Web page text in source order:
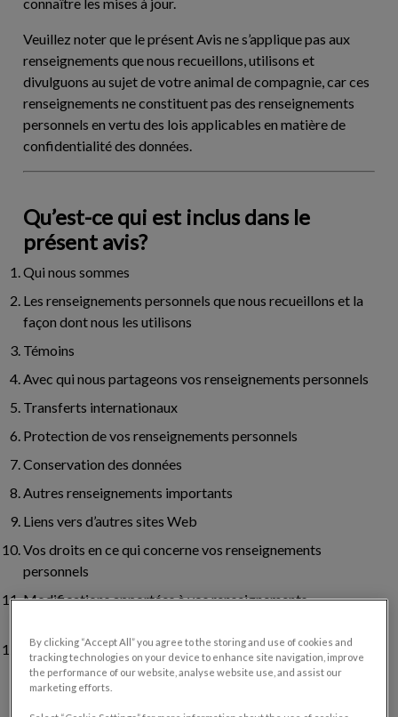
Veuillez noter que le présent Avis ne s’applique pas aux
renseignements que nous recueillons, utilisons et
divulguons au sujet de votre animal de compagnie, car ces
renseignements ne constituent pas des renseignements
personnels en vertu des lois applicables en matière de
confidentialité des données.
Qu’est-ce qui est inclus dans le
présent avis?
Qui nous sommes
Les renseignements personnels que nous recueillons et la
façon dont nous les utilisons
Témoins
Avec qui nous partageons vos renseignements personnels
Transferts internationaux
Protection de vos renseignements personnels
Conservation des données
Autres renseignements importants
Liens vers d’autres sites Web
Vos droits en ce qui concerne vos renseignements
personnels
Modifications apportées à vos renseignements
Coordonnées
By clicking “Accept All” you agree to the storing and use of cookies and
tracking technologies on your device to enhance site navigation, improve
the performance of our website, analyse website use, and assist our
marketing efforts.